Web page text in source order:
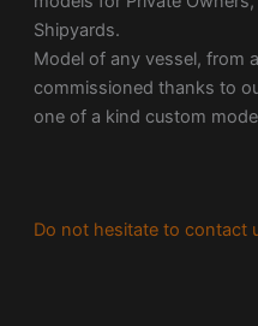
Shipyards.
Model of any vessel, from
commissioned thanks to
one of a kind custom
Do not hesitate to contact